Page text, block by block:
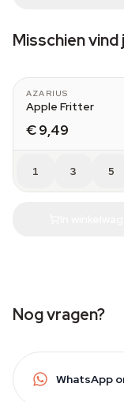
Misschien
AZARIUS
Apple Fritter
€ 9,49
1 3 5
Nog vragen?
WhatsApp